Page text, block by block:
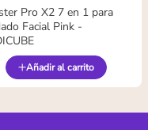
Pro X2 7 en 1 para
Facial Pink -
Añadir al carrito